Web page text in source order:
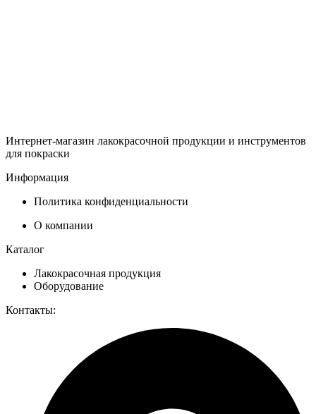
Интернет-магазин лакокрасочной продукции и инструментов
для покраски
Информация
Политика конфиденциальности
О компании
Каталог
Лакокрасочная продукция
Оборудование
Контакты: